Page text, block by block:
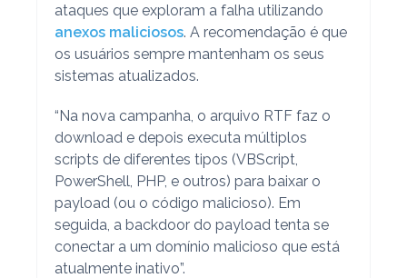
ataques que exploram a falha utilizando
anexos maliciosos. A recomendação é que
os usuários sempre mantenham os seus
sistemas atualizados.
“Na nova campanha, o arquivo RTF faz o
download e depois executa múltiplos
scripts de diferentes tipos (VBScript,
PowerShell, PHP, e outros) para baixar o
payload (ou o código malicioso). Em
seguida, a backdoor do payload tenta se
conectar a um domínio malicioso que está
atualmente inativo”.